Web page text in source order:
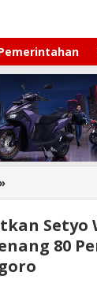
»
Targetkan
Setyo
Wahono-
Nurul
Azizah
Setyo
80